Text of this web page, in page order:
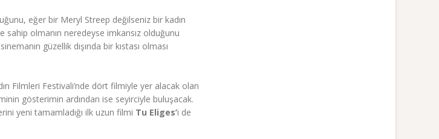
eğer bir Meryl Streep değilseniz bir kadın
sahip olmanın neredeyse imkansız olduğunu
güzellik dışında bir kıstası olması
Filmleri Festivali’nde dört filmiyle yer alacak olan
gösterimin ardından ise seyirciyle buluşacak.
yeni tamamladığı ilk uzun filmi Tu Eliges’i de